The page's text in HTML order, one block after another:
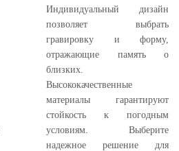
Индивидуальный дизайн
позволяет выбрать
гравировку и форму,
отражающие память о
близких.
Высококачественные
материалы гарантируют
стойкость к погодным
условиям. Выберите
надежное решение для